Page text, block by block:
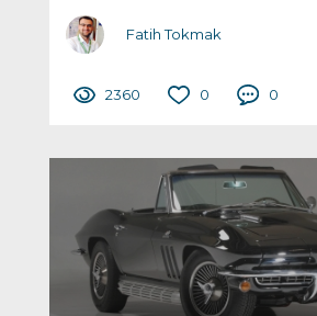
Fatih Tokmak
2360 0 0